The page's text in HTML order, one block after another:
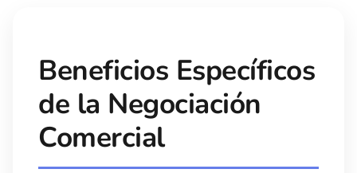
Beneficios Específicos
de la Negociación
Comercial